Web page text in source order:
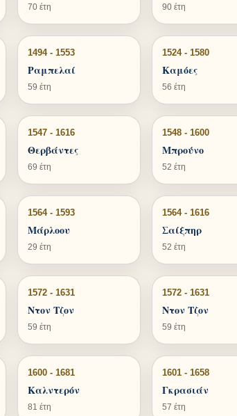
70 έτη 90 έτη
1494 - 1553
Ραμπελαί
59 έτη
1524 - 1580
Καμόες
56 έτη
1547 - 1616
Θερβάντες
69 έτη
1548 - 1600
Μπρούνο
52 έτη
1564 - 1593
Μάρλοου
29 έτη
1564 - 1616
Σαίξπηρ
52 έτη
1572 - 1631
Ντον Τζον
59 έτη
1572 - 1631
Ντον Τζον
59 έτη
1600 - 1681
Καλντερόν
81 έτη
1601 - 1658
Γκρασιάν
57 έτη